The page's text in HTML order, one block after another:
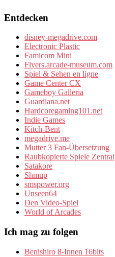
Entdecken
disney-megadrive.com
Electronic Plastic
Famicom Mini
Flyers.arcade-museum.com
Spiel & Sehen en ligne
Game Center CX
Gameboy Galleria
Guardiana.net
Hardcoregaming101.net
Indie Games
Kitch-Bent
megadrive.me
Mutter 3 Fan-Übersetzung
Raubkopierte Spiele Zentral
Satakore
Shmup
smspower.org
Unseen64
Den Video-Spiel
World of Arcades
Ich mag zu folgen
Benishiro 8-Innen 16bits